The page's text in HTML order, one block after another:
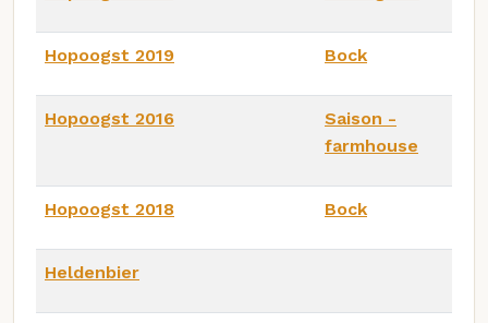
Hopoogst 2019 Bock
Hopoogst 2016
Saison -
farmhouse
Hopoogst 2018 Bock
Heldenbier